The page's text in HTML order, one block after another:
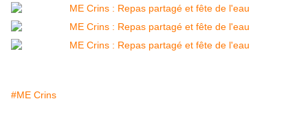
#ME Crins